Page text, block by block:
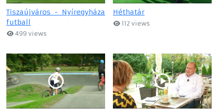
Tiszaújváros - Nyíregyháza
futball
499 views
Héthatár
112 views